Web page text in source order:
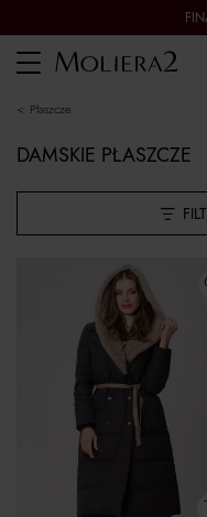
Toggle
navigation
płaszcze
DAMSKIE PŁASZCZE